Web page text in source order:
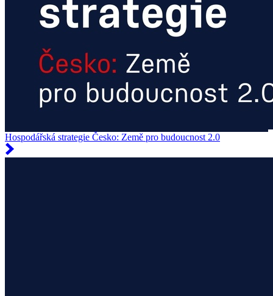
Hospodářská strategie Česko: Země pro budoucnost 2.0